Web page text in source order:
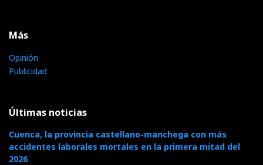
Más
Opinión
Publicidad
Últimas noticias
Cuenca, la provincia castellano-manchega con más
accidentes laborales mortales en la primera mitad del
2026